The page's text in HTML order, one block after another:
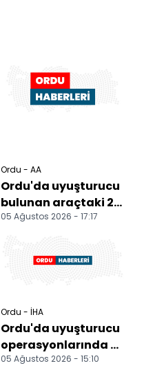
Ordu - AA
Ordu'da uyuşturucu
bulunan araçtaki 2
şüpheli tutuklandı
05 Ağustos 2026 - 17:17
Ordu - İHA
Ordu'da uyuşturucu
operasyonlarında 2
tutuklama
05 Ağustos 2026 - 15:10